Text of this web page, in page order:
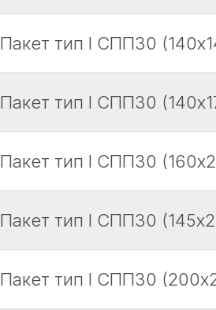
Пакет тип I СПП30
Пакет тип I СПП30
Пакет тип I СПП30
Пакет тип I СПП30
Пакет тип I СПП30